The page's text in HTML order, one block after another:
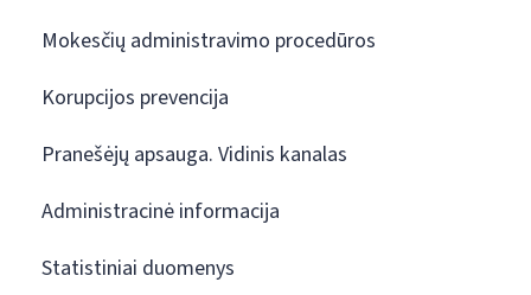
Mokesčių administravimo procedūros
Korupcijos prevencija
Pranešėjų apsauga. Vidinis kanalas
Administracinė informacija
Statistiniai duomenys